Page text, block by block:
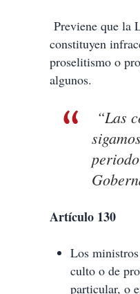
Previene que la
constituyen
proselitismo o
algunos.
“Las
Artículo 130
Los
culto o de
particular, o